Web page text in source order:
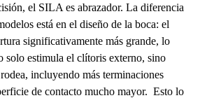
Boca
Ancha
cantidad
el SILA es abrazador. La diferencia
está en el diseño de la boca: el
significativamente más grande, lo
solo estimula el clítoris externo, sino
incluyendo más terminaciones
de contacto mucho mayor. Esto lo